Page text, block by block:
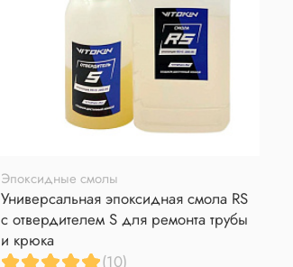
Эпоксидные смолы
Универсальная эпоксидная смола RS
с отвердителем S для ремонта трубы
и крюка
(10)